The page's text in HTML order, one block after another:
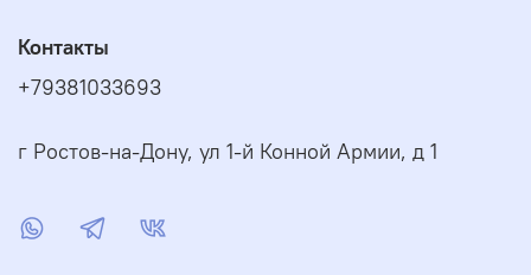
Контакты
+79381033693
г Ростов-на-Дону, ул 1-й Конной Армии, д 1